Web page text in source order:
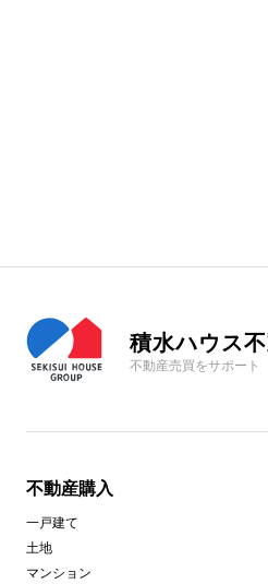
積水ハウス
不動産売買をサポート
不動産購入
一戸建て
土地
マンション